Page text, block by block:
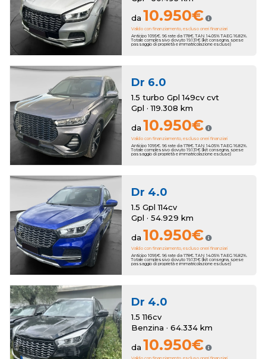
da 10.950€
Valido con finanziamento, escluso oneri finanziari
Anticipo 1095€. 96 rate da 178€. TAN 14.05% TAEG 16.82%.
Totale complessivo dovuto 19.131€ (kit consegna, spese
passaggio di proprietà e immatricolazione escluse)
Dr 6.0
1.5 turbo Gpl 149cv cvt
Gpl · 119.308 km
da 10.950€
Valido con finanziamento, escluso oneri finanziari
Anticipo 1095€. 96 rate da 178€. TAN 14.05% TAEG 16.82%.
Totale complessivo dovuto 19.131€ (kit consegna, spese
passaggio di proprietà e immatricolazione escluse)
Dr 4.0
1.5 Gpl 114cv
Gpl · 54.929 km
da 10.950€
Valido con finanziamento, escluso oneri finanziari
Anticipo 1095€. 96 rate da 178€. TAN 14.05% TAEG 16.82%.
Totale complessivo dovuto 19.131€ (kit consegna, spese
passaggio di proprietà e immatricolazione escluse)
Dr 4.0
1.5 116cv
Benzina · 64.334 km
da 10.950€